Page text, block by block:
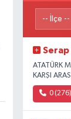
Serap
ATATÜRK
KARŞI
0